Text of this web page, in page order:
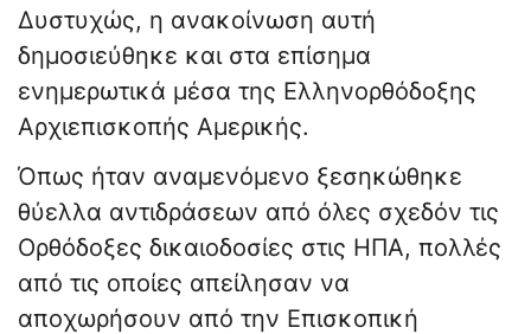
Δυστυχώς, η ανακοίνωση αυτή
δημοσιεύθηκε και στα επίσημα
ενημερωτικά μέσα της Ελληνορθόδοξης
Αρχιεπισκοπής Αμερικής.
Όπως ήταν αναμενόμενο ξεσηκώθηκε
θύελλα αντιδράσεων από όλες σχεδόν τις
Ορθόδοξες δικαιοδοσίες στις ΗΠΑ, πολλές
από τις οποίες απείλησαν να
αποχωρήσουν από την Επισκοπική